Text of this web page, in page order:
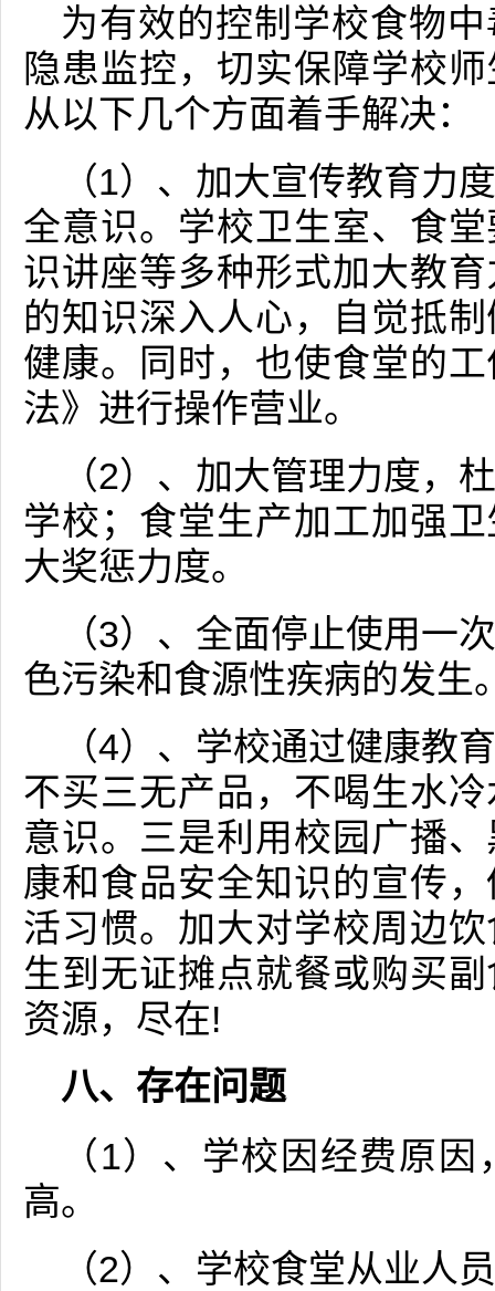
为有效的控制学校食物
隐患监控，切实保障学校
从以下几个方面着手解决：
（1）、加大宣传教育力
全意识。学校卫生室、食
识讲座等多种形式加大教
的知识深入人心，自觉抵
健康。同时，也使食堂的
法》进行操作营业。
（2）、加大管理力度，
学校；食堂生产加工加强
大奖惩力度。
（3）、全面停止使用一
色污染和食源性疾病的发生
（4）、学校通过健康教
不买三无产品，不喝生水
意识。三是利用校园广播
康和食品安全知识的宣传
活习惯。加大对学校周边
生到无证摊点就餐或购买
资源，尽在!
八、存在问题
（1）、学校因经费原
高。
（2）、学校食堂从业人